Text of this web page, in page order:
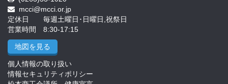
mcci@mcci.or.jp
定休日 毎週土曜日･日曜日,祝祭日
営業時間 8:30-17:15
地図を見る
個人情報の取り扱い
情報セキュリティポリシー